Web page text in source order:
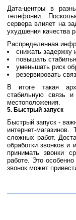
Дата-центры в
телефонии.
сервера влияет на
ухудшения качества
Распределенная
снижать задержку
повышать
уменьшать риск
резервировать
В итоге такая
стабильную связь
местоположения.
5. Быстрый запуск
Быстрый запуск -
интернет-
сложных работ.
обработки звонков и
принимать звонки
работе. Это
звонок может